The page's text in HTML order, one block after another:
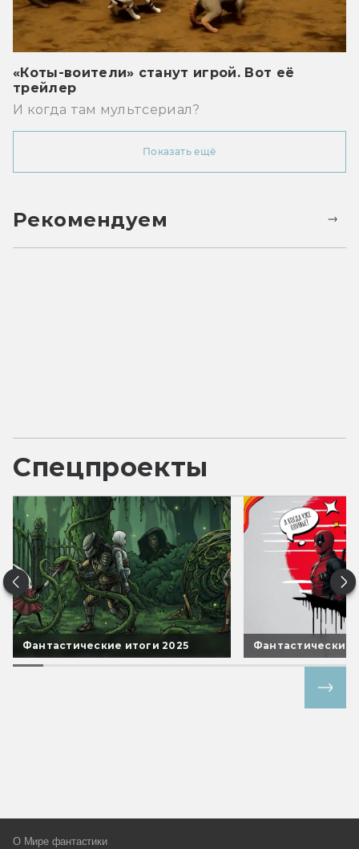
«Коты-воители» станут игрой. Вот её
трейлер
И когда там мультсериал?
Показать ещё
Рекомендуем
Спецпроекты
Фантастические итоги 2025 Фантастические
О Мире фантастики